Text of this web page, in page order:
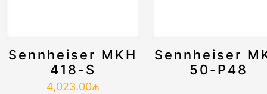
Sennheiser MKH
418-S
4,023.00₼
Sennheiser
50-P48